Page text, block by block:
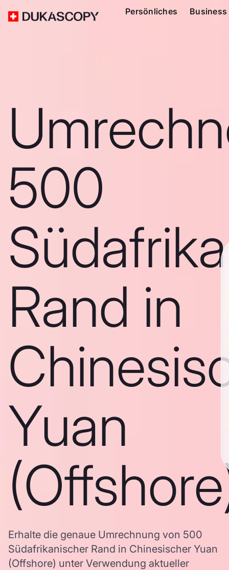
Persönliches Business
500
Rand in
Yuan
Erhalte die genaue Umrechnung von 500
Südafrikanischer Rand in Chinesischer Yuan
(Offshore) unter Verwendung aktueller